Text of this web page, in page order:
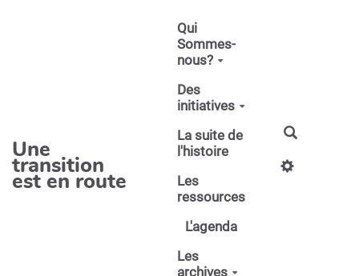
Une
transition
est en route
Qui
Sommes-
nous?
Des
initiatives
La suite de
l'histoire
Les
ressources
L'agenda
Les
archives